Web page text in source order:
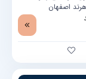
اصفهان